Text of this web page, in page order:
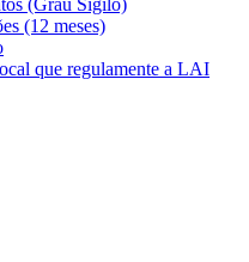
(Grau Sigilo)
(12 meses)
que regulamente a LAI